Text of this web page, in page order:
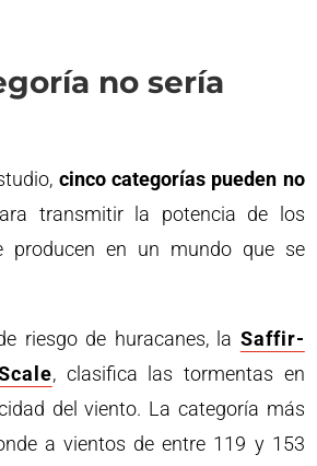
no sería
cinco categorías pueden no
transmitir la potencia de los
producen en un mundo que se
riesgo de huracanes, la Saffir-
, clasifica las tormentas en
del viento. La categoría más
a vientos de entre 119 y 153